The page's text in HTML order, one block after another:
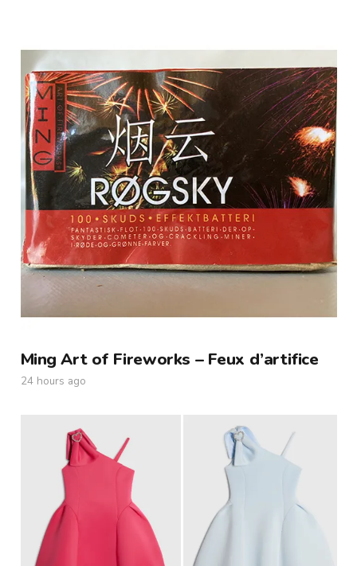
Ming Art of Fireworks – Feux d’artifice
24 hours ago